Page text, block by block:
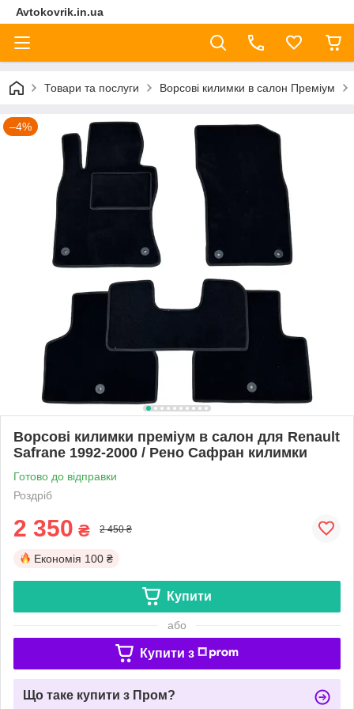
Avtokovrik.in.ua
Товари та послуги Ворсові килимки в салон Преміум
–4%
Ворсові килимки преміум в салон для Renault
Safrane 1992-2000 / Рено Сафран килимки
Готово до відправки
Роздріб
2 350 ₴ 2 450 ₴
Економія 100 ₴
Купити
або
Купити з
Що таке купити з Пром?